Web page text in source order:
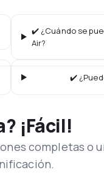
✔️ ¿Cuándo se
Air?
✔️
¡Fácil!
completas o